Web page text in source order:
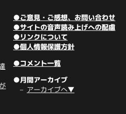
●ご意見・ご感想、お問い合わせ
●サイトの音声読み上げへの配慮
●リンクについて
●個人情報保護方針
●コメント一覧
●月間アーカイブ
アーカイブへ▼